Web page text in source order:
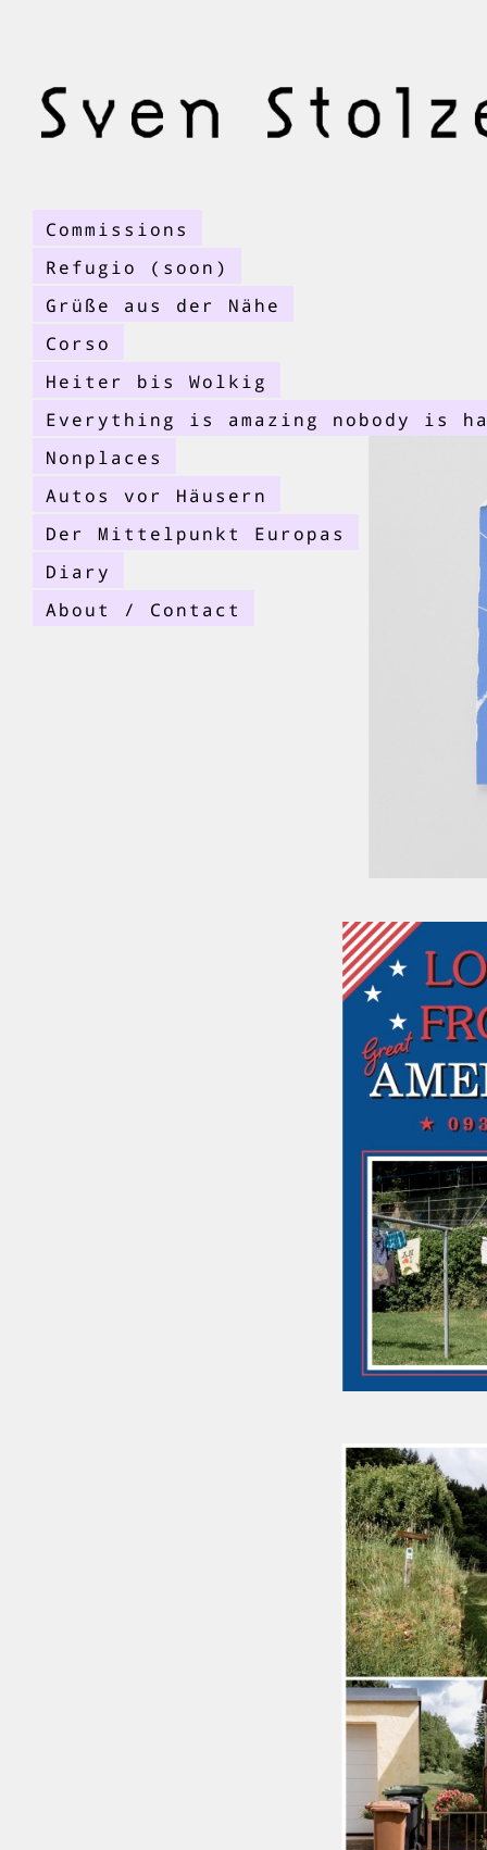
Commissions
Refugio (soon)
Grüße aus der Nähe
Corso
Heiter bis Wolkig
Everything is amazing nobody is
Nonplaces
Autos vor Häusern
Der Mittelpunkt Europas
Diary
About / Contact